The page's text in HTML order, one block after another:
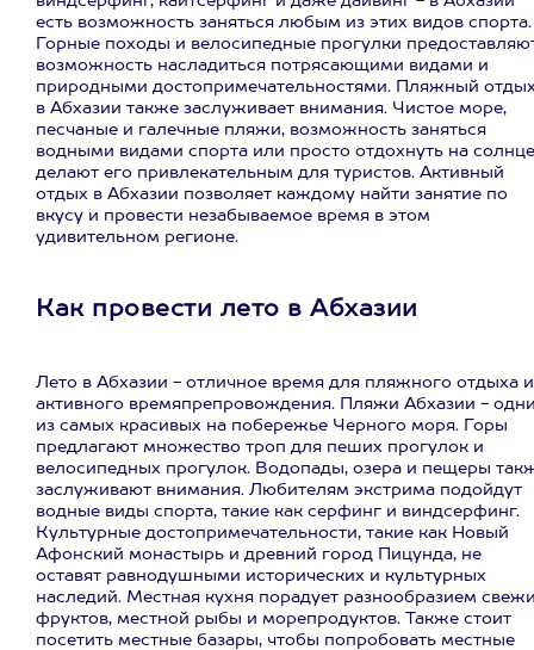
есть возможность заняться любым из этих видов спорта.
Горные походы и велосипедные прогулки
возможность насладиться потрясающими видами и
природными достопримечательностями. Пляжный
в Абхазии также заслуживает внимания. Чистое море,
песчаные и галечные пляжи, возможность заняться
водными видами спорта или просто отдохнуть на солнце
делают его привлекательным для туристов. Активный
отдых в Абхазии позволяет каждому найти занятие по
вкусу и провести незабываемое время в этом
удивительном регионе.
Как провести лето в Абхазии
Лето в Абхазии - отличное время для пляжного отдыха и
активного времяпрепровождения. Пляжи Абхазии -
из самых красивых на побережье Черного моря. Горы
предлагают множество троп для пеших прогулок и
велосипедных прогулок. Водопады, озера и пещеры
заслуживают внимания. Любителям экстрима подойдут
водные виды спорта, такие как серфинг и виндсерфинг.
Культурные достопримечательности, такие как Новый
Афонский монастырь и древний город Пицунда, не
оставят равнодушными исторических и культурных
наследий. Местная кухня порадует разнообразием
фруктов, местной рыбы и морепродуктов. Также стоит
посетить местные базары, чтобы попробовать местные